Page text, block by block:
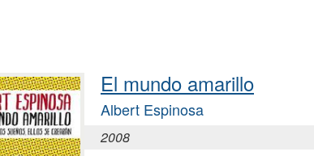
El mundo amarillo
Albert Espinosa
2008